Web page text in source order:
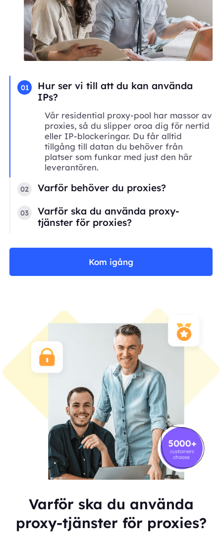
01
Hur ser vi till att du kan använda
IPs?
Vår residential proxy-pool har massor av
proxies, så du slipper oroa dig för nertid
eller IP-blockeringar. Du får alltid
tillgång till datan du behöver från
platser som funkar med just den här
leverantören.
02 Varför behöver du proxies?
03
Varför ska du använda proxy-
tjänster för proxies?
Kom igång
Varför ska du använda
proxy-tjänster för proxies?